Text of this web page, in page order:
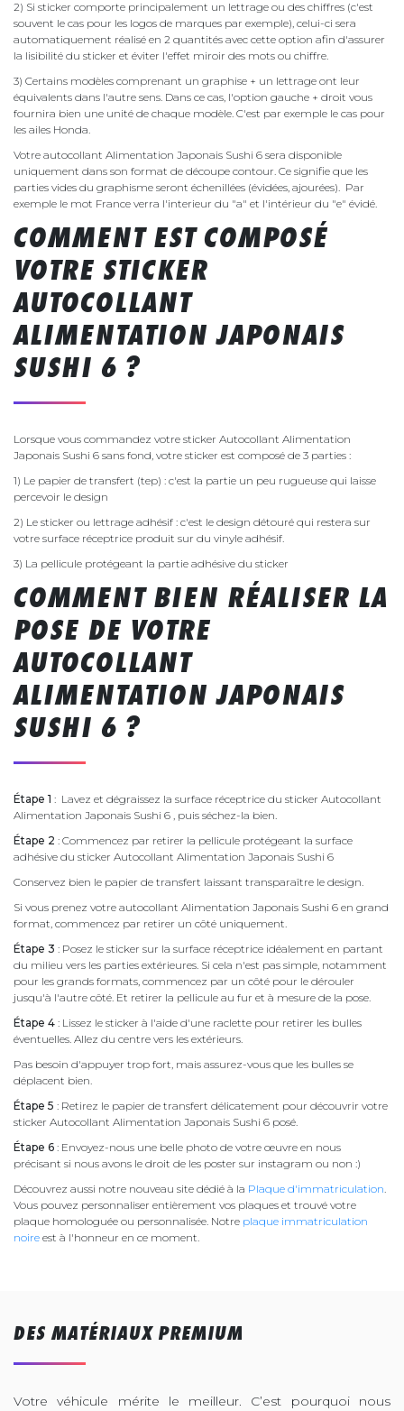
2) Si sticker comporte principalement un lettrage ou des chiffres (c'est
souvent le cas pour les logos de marques par exemple), celui-ci sera
automatiquement réalisé en 2 quantités avec cette option afin d'assurer
la lisibilité du sticker et éviter l'effet miroir des mots ou chiffre.
3) Certains modèles comprenant un graphise + un lettrage ont leur
équivalents dans l'autre sens. Dans ce cas, l'option gauche + droit vous
fournira bien une unité de chaque modèle. C'est par exemple le cas pour
les ailes Honda.
Votre autocollant Alimentation Japonais Sushi 6 sera disponible
uniquement dans son format de découpe contour. Ce signifie que les
parties vides du graphisme seront échenillées (évidées, ajourées). Par
exemple le mot France verra l'interieur du "a" et l'intérieur du "e" évidé.
COMMENT EST COMPOSÉ
VOTRE STICKER
AUTOCOLLANT
ALIMENTATION JAPONAIS
SUSHI 6 ?
Lorsque vous commandez votre sticker Autocollant Alimentation
Japonais Sushi 6 sans fond, votre sticker est composé de 3 parties :
1) Le papier de transfert (tep) : c'est la partie un peu rugueuse qui laisse
percevoir le design
2) Le sticker ou lettrage adhésif : c'est le design détouré qui restera sur
votre surface réceptrice produit sur du vinyle adhésif.
3) La pellicule protégeant la partie adhésive du sticker
COMMENT BIEN RÉALISER LA
POSE DE VOTRE
AUTOCOLLANT
ALIMENTATION JAPONAIS
SUSHI 6 ?
Étape 1 : Lavez et dégraissez la surface réceptrice du sticker Autocollant
Alimentation Japonais Sushi 6 , puis séchez-la bien.
Étape 2 : Commencez par retirer la pellicule protégeant la surface
adhésive du sticker Autocollant Alimentation Japonais Sushi 6
Conservez bien le papier de transfert laissant transparaître le design.
Si vous prenez votre autocollant Alimentation Japonais Sushi 6 en grand
format, commencez par retirer un côté uniquement.
Étape 3 : Posez le sticker sur la surface réceptrice idéalement en partant
du milieu vers les parties extérieures. Si cela n'est pas simple, notamment
pour les grands formats, commencez par un côté pour le dérouler
jusqu'à l'autre côté. Et retirer la pellicule au fur et à mesure de la pose.
Étape 4 : Lissez le sticker à l'aide d'une raclette pour retirer les bulles
éventuelles. Allez du centre vers les extérieurs.
Pas besoin d'appuyer trop fort, mais assurez-vous que les bulles se
déplacent bien.
Étape 5 : Retirez le papier de transfert délicatement pour découvrir votre
sticker Autocollant Alimentation Japonais Sushi 6 posé.
Étape 6 : Envoyez-nous une belle photo de votre œuvre en nous
précisant si nous avons le droit de les poster sur instagram ou non :)
Découvrez aussi notre nouveau site dédié à la Plaque d'immatriculation.
Vous pouvez personnaliser entièrement vos plaques et trouvé votre
plaque homologuée ou personnalisée. Notre plaque immatriculation
noire est à l'honneur en ce moment.
DES MATÉRIAUX PREMIUM
Votre véhicule mérite le meilleur. C’est pourquoi nous